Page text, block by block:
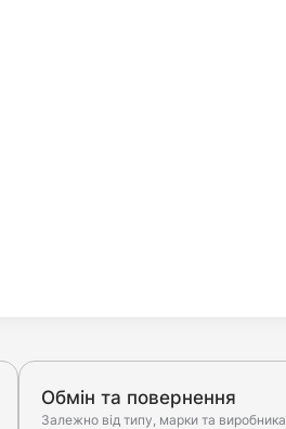
Обмін та повернення
Залежно від типу, марки та виробника